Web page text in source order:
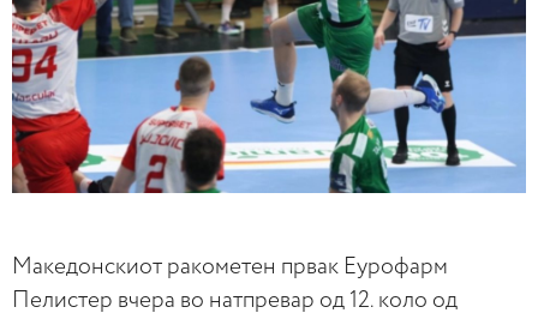
Македонскиот ракометен првак Еурофарм
Пелистер вчерa во натпревар од 12. коло од